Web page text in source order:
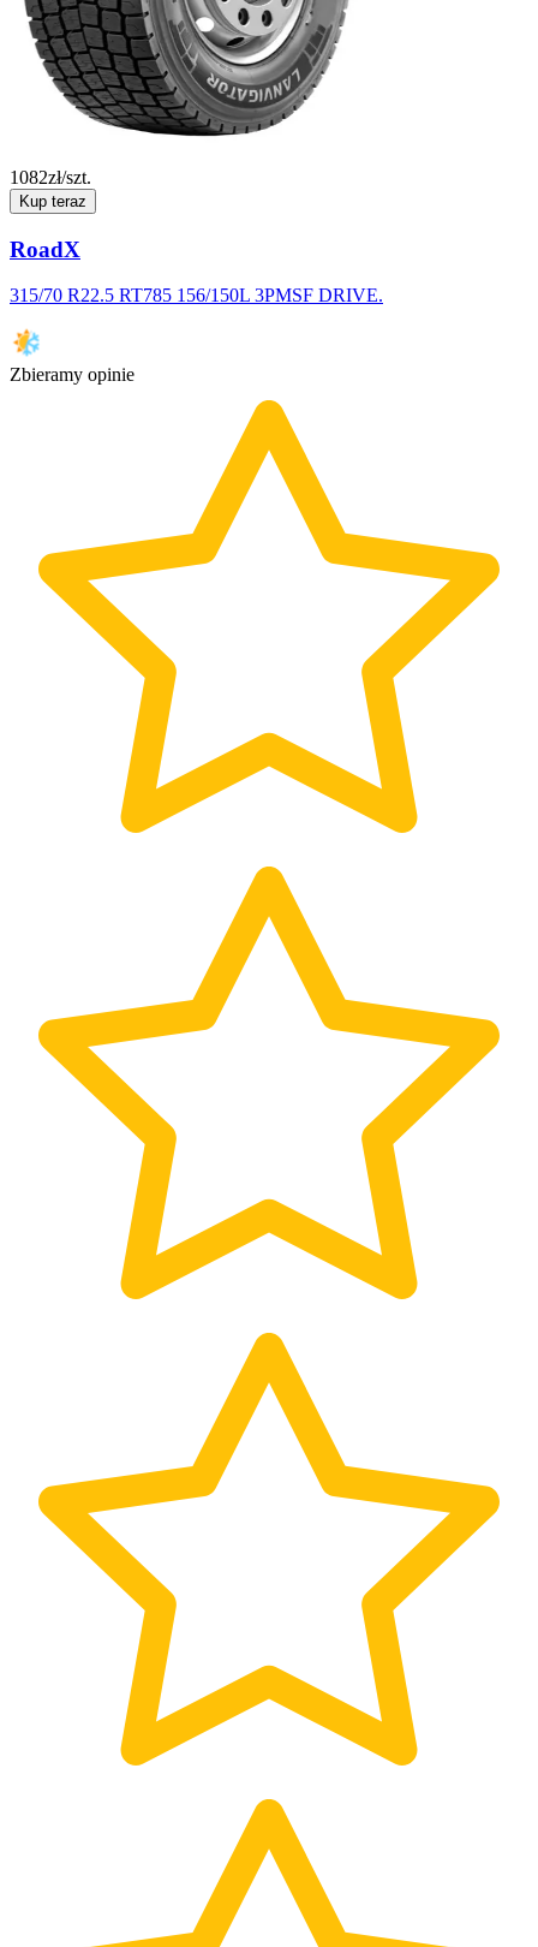
1082zł/szt.
Kup teraz
RoadX
315/70 R22.5 RT785 156/150L 3PMSF DRIVE.
Zbieramy opinie